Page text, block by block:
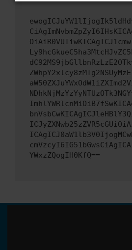
YWxzZQogIH0KfQ==